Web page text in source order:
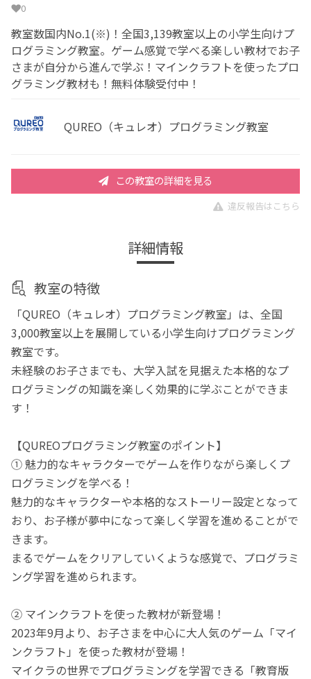
0
教室数国内No.1(※)！全国3,139教室以上の小学生向けプ
ログラミング教室。ゲーム感覚で学べる楽しい教材でお子
さまが自分から進んで学ぶ！マインクラフトを使ったプロ
グラミング教材も！無料体験受付中！
QUREO（キュレオ）プログラミング教室
この教室の詳細を見る
違反報告はこちら
詳細情報
教室の特徴
「QUREO（キュレオ）プログラミング教室」は、全国
3,000教室以上を展開している小学生向けプログラミング
教室です。
未経験のお子さまでも、大学入試を見据えた本格的なプ
ログラミングの知識を楽しく効果的に学ぶことができま
す！
【QUREOプログラミング教室のポイント】
① 魅力的なキャラクターでゲームを作りながら楽しくプ
ログラミングを学べる！
魅力的なキャラクターや本格的なストーリー設定となって
おり、お子様が夢中になって楽しく学習を進めることがで
きます。
まるでゲームをクリアしていくような感覚で、プログラミ
ング学習を進められます。
② マインクラフトを使った教材が新登場！
2023年9月より、お子さまを中心に大人気のゲーム「マイ
ンクラフト」を使った教材が登場！
マイクラの世界でプログラミングを学習できる「教育版